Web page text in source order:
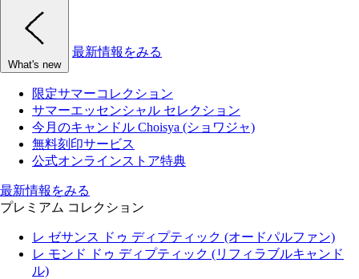
What's new
最新情報をみる
限定サマーコレクション
サマーエッセンシャル セレクション
今月のキャンドル Choisya (ショワジャ)
無料刻印サービス
公式オンラインストア特典
最新情報をみる
プレミアム コレクション
レ ゼサンス ドゥ ディプティック (オードパルファン)
レ モンド ドゥ ディプティック (リフィラブルキャンド
ル)